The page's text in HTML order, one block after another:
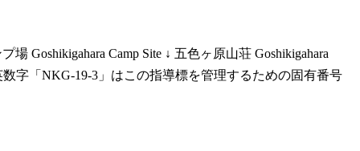
Goshikigahara Camp Site ↓ 五色ヶ原山荘 Goshikigahara
字「NKG-19-3」はこの指導標を管理するための固有番号